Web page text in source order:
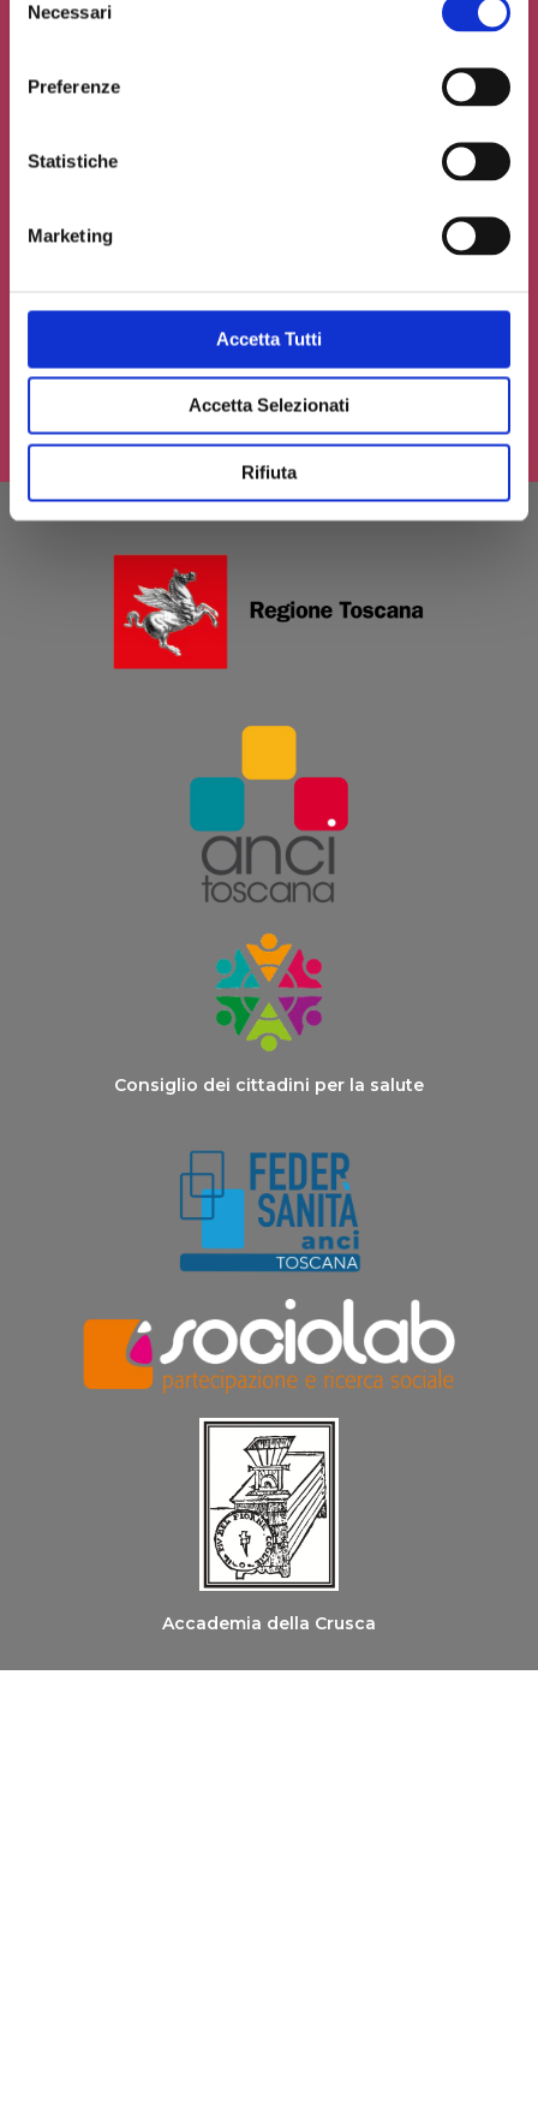
delNecessari
Preferenze
Statistiche
Marketing
Accetta Tutti
Accetta Selezionati
Rifiuta
Carica un file se necessario
INVIA IL TUO CONTRIBUTO
Consiglio dei cittadini per la salute
Accademia della Crusca